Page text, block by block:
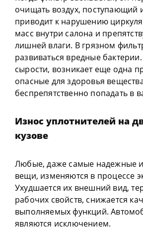
очищать воздух, поступающий
приводит к нарушению
масс внутри салона и
лишней влаги. В грязном
развиваться вредные
сырости, возникает еще одна
опасные для здоровья
беспрепятственно попадать в
Износ уплотнителей на
кузове
Любые, даже самые надежные
вещи, изменяются в процессе
Ухудшается их внешний вид,
рабочих свойств, снижается
выполняемых функций.
являются исключением.